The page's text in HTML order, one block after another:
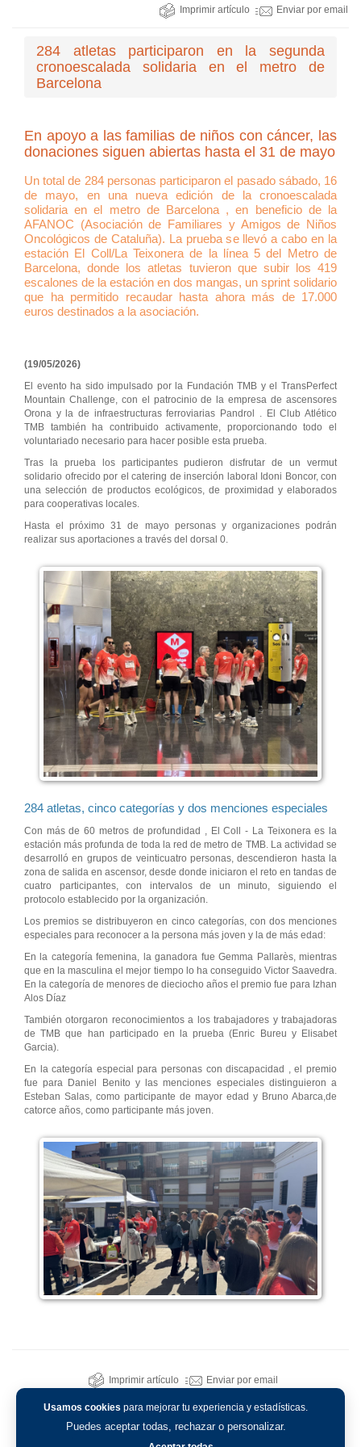
Usamos cookies para mejorar tu experiencia y estadísticas.
Puedes aceptar todas, rechazar o personalizar.
Imprimir artículo Enviar por email
284 atletas participaron en la segunda
cronoescalada solidaria en el metro de
Barcelona
En apoyo a las familias de niños con cáncer, las
donaciones siguen abiertas hasta el 31 de mayo
Un total de 284 personas participaron el pasado sábado, 16
de mayo, en una nueva edición de la cronoescalada
solidaria en el metro de Barcelona , en beneficio de la
AFANOC (Asociación de Familiares y Amigos de Niños
Oncológicos de Cataluña). La prueba se llevó a cabo en la
estación El Coll/La Teixonera de la línea 5 del Metro de
Barcelona, donde los atletas tuvieron que subir los 419
escalones de la estación en dos mangas, un sprint solidario
que ha permitido recaudar hasta ahora más de 17.000
euros destinados a la asociación.
(19/05/2026)
El evento ha sido impulsado por la Fundación TMB y el TransPerfect
Mountain Challenge, con el patrocinio de la empresa de ascensores
Orona y la de infraestructuras ferroviarias Pandrol . El Club Atlético
TMB también ha contribuido activamente, proporcionando todo el
voluntariado necesario para hacer posible esta prueba.
Tras la prueba los participantes pudieron disfrutar de un vermut
solidario ofrecido por el catering de inserción laboral Idoni Boncor, con
una selección de productos ecológicos, de proximidad y elaborados
para cooperativas locales.
Hasta el próximo 31 de mayo personas y organizaciones podrán
realizar sus aportaciones a través del dorsal 0.
284 atletas, cinco categorías y dos menciones especiales
Con más de 60 metros de profundidad , El Coll - La Teixonera es la
estación más profunda de toda la red de metro de TMB. La actividad se
desarrolló en grupos de veinticuatro personas, descendieron hasta la
zona de salida en ascensor, desde donde iniciaron el reto en tandas de
cuatro participantes, con intervalos de un minuto, siguiendo el
protocolo establecido por la organización.
Los premios se distribuyeron en cinco categorías, con dos menciones
especiales para reconocer a la persona más joven y la de más edad:
En la categoría femenina, la ganadora fue Gemma Pallarès, mientras
que en la masculina el mejor tiempo lo ha conseguido Victor Saavedra.
En la categoría de menores de dieciocho años el premio fue para Izhan
Alos Díaz
También otorgaron reconocimientos a los trabajadores y trabajadoras
de TMB que han participado en la prueba (Enric Bureu y Elisabet
Garcia).
En la categoría especial para personas con discapacidad , el premio
fue para Daniel Benito y las menciones especiales distinguieron a
Esteban Salas, como participante de mayor edad y Bruno Abarca,de
catorce años, como participante más joven.
Imprimir artículo Enviar por email